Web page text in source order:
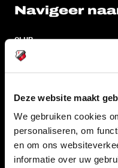
Deze website maakt
We gebruiken cookies
personaliseren, om
en om ons
informatie over uw
Navigeer
CLUB
TEAMS
SUPPORTERS
Informatie